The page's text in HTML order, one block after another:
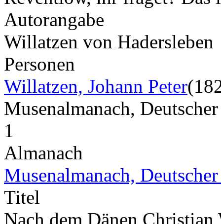
Autorangabe
Willatzen von Hadersleben
Personen
Willatzen, Johann Peter
Musenalmanach,
1
Almanach
Musenalmanach,
Titel
Nach dem Dänen